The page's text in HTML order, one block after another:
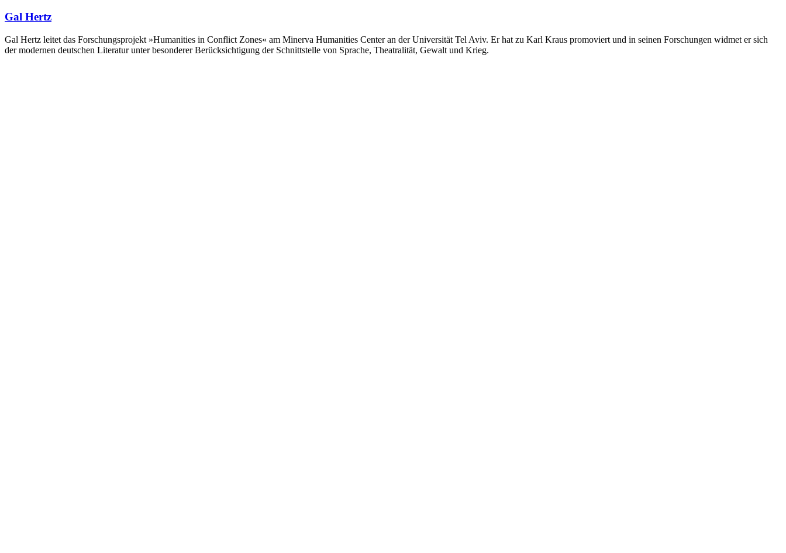
Gal Hertz
Gal Hertz leitet das Forschungsprojekt »Humanities in Conflict Zones« am Minerva Humanities Center an der Universität Tel Aviv. Er hat zu Karl Kraus promoviert und in seinen Forschungen widmet er sich
der modernen deutschen Literatur unter besonderer Berücksichtigung der Schnittstelle von Sprache, Theatralität, Gewalt und Krieg.